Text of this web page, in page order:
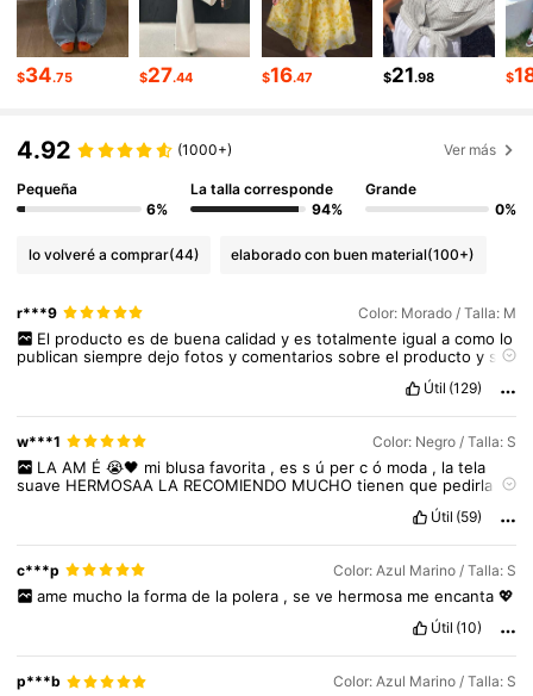
4.91 2M Seguidores
4.91 2M Seguidores
2M Seguidores
$34.75 $27.44 $16.47 $21.98 $
4.92 (1000+) Ver más
Pequeña
6%
La talla corresponde
94%
Grande
0%
lo volveré a comprar(44) elaborado con buen material(100+)
r***9 Color: Morado / Talla: M
El producto es de buena calidad y es totalmente igual a como lo
publicansiempredejofotosycomentariossobreel productoy sus
Útil (129)
w***1 Color: Negro / Talla: S
LA AM É 😭🖤 mi blusa favorita , es s ú per c ó moda , la tela
suave HERMOSAA LA RECOMIENDO MUCHOtienenque pedirla ✨
Útil (59)
c***p Color: Azul Marino / Talla: S
ame mucho la forma de la polera , se ve hermosa me encanta 💖
Útil (10)
p***b Color: Azul Marino / Talla: S